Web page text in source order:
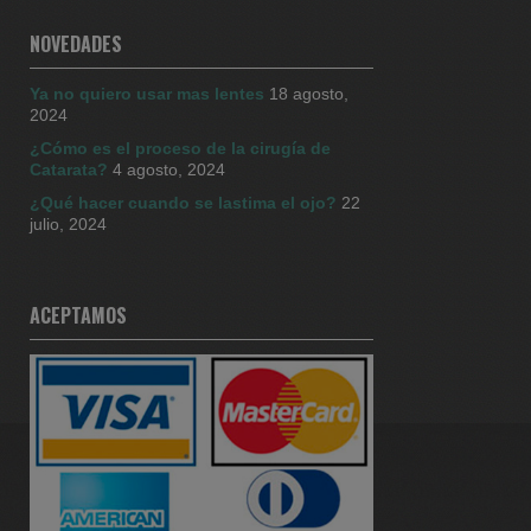
Mas seguridad es lo que ofrece la
de profundidad aumentada igual:
mejores resultados !! Si tiene
0995913393
NOVEDADES
Ya no quiero usar mas lentes 18 agosto,
2024
¿Cómo es el proceso de la cirugía de
Catarata? 4 agosto, 2024
¿Qué hacer cuando se lastima el ojo? 22
julio, 2024
ACEPTAMOS